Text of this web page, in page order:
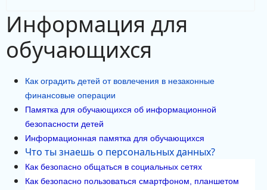
Информация для
обучающихся
Как оградить детей от вовлечения в незаконные
финансовые операции
Памятка для обучающихся об информационной
безопасности детей
Информационная памятка для обучающихся
Что ты знаешь о персональных данных?
Как безопасно общаться в социальных сетях
Как безопасно пользоваться смартфоном, планшетом